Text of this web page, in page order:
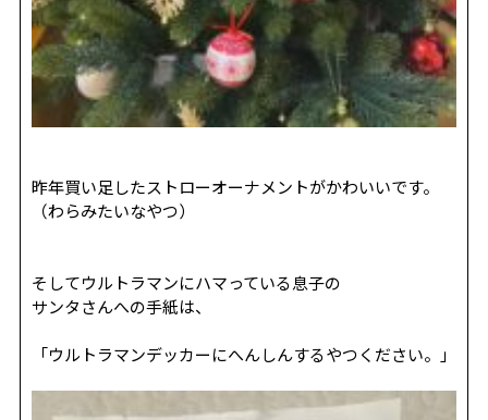
昨年買い足したストローオーナメントがかわいいです。
（わらみたいなやつ）
そしてウルトラマンにハマっている息子の
サンタさんへの手紙は、
「ウルトラマンデッカーにへんしんするやつください。」